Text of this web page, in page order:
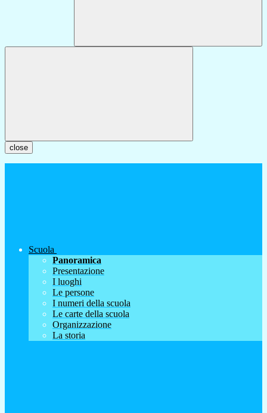
close
Scuola
Panoramica
Presentazione
I luoghi
Le persone
I numeri della scuola
Le carte della scuola
Organizzazione
La storia